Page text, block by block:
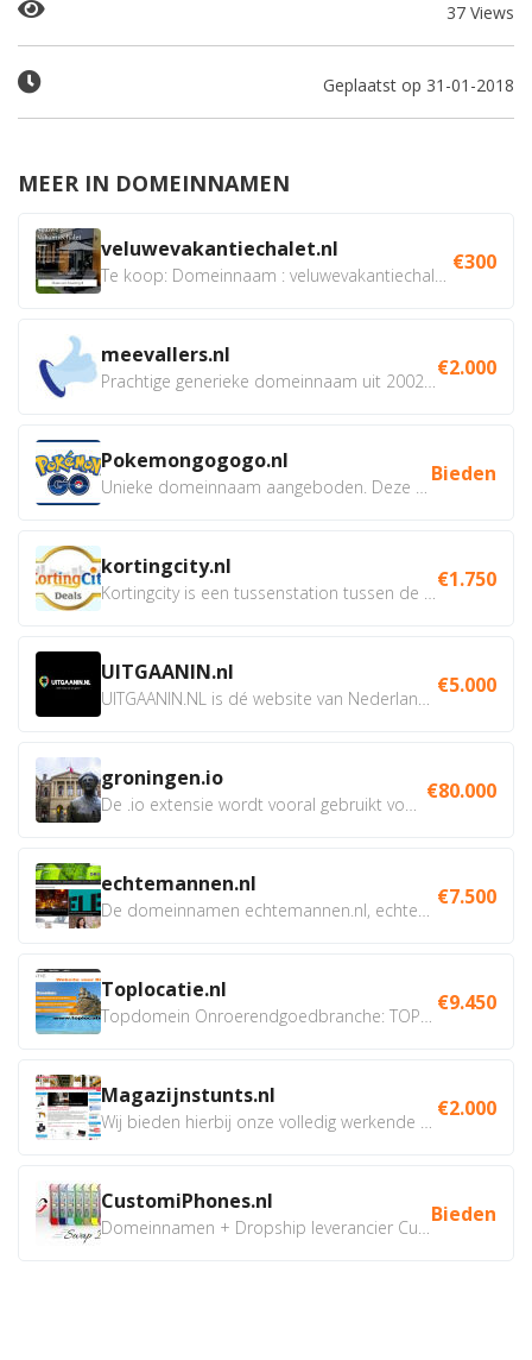
37 Views
Geplaatst op 31-01-2018
MEER IN DOMEINNAMEN
veluwevakantiechalet.nl €300
meevallers.nl €2.000
Pokemongogogo.nl Bieden
kortingcity.nl €1.750
UITGAANIN.nl €5.000
groningen.io €80.000
echtemannen.nl €7.500
Toplocatie.nl €9.450
Magazijnstunts.nl €2.000
CustomiPhones.nl Bieden